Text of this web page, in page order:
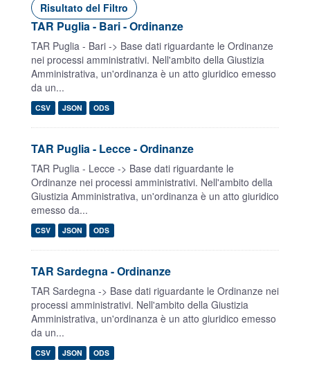
Risultato del Filtro
TAR Puglia - Bari - Ordinanze
TAR Puglia - Bari -> Base dati riguardante le Ordinanze
nei processi amministrativi. Nell'ambito della Giustizia
Amministrativa, un'ordinanza è un atto giuridico emesso
da un...
CSV JSON ODS
TAR Puglia - Lecce - Ordinanze
TAR Puglia - Lecce -> Base dati riguardante le
Ordinanze nei processi amministrativi. Nell'ambito della
Giustizia Amministrativa, un'ordinanza è un atto giuridico
emesso da...
CSV JSON ODS
TAR Sardegna - Ordinanze
TAR Sardegna -> Base dati riguardante le Ordinanze nei
processi amministrativi. Nell'ambito della Giustizia
Amministrativa, un'ordinanza è un atto giuridico emesso
da un...
CSV JSON ODS